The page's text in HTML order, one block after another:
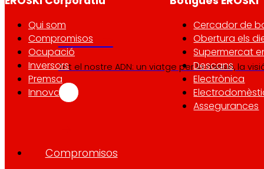
Així som
Tot el nostre ADN: un viatge per la missió, la visió
Compromisos
Qui som
Compromisos
Ocupació
Inversors
Premsa
Innovació
Cercador de
Obertura els
Supermercat
Descans
Electrònica
Assegurances